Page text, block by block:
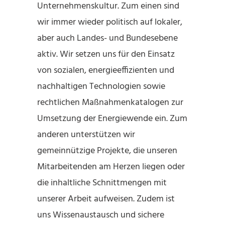
Unternehmenskultur. Zum einen sind
wir immer wieder politisch auf lokaler,
aber auch Landes- und Bundesebene
aktiv. Wir setzen uns für den Einsatz
von sozialen, energieeffizienten und
nachhaltigen Technologien sowie
rechtlichen Maßnahmenkatalogen zur
Umsetzung der Energiewende ein. Zum
anderen unterstützen wir
gemeinnützige Projekte, die unseren
Mitarbeitenden am Herzen liegen oder
die inhaltliche Schnittmengen mit
unserer Arbeit aufweisen. Zudem ist
uns Wissenaustausch und sichere